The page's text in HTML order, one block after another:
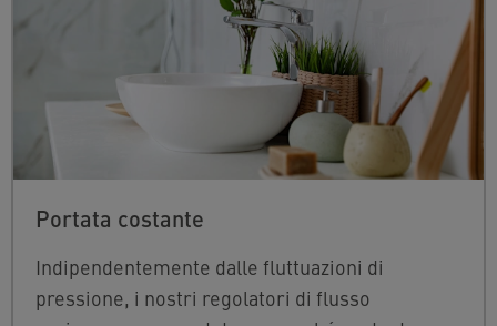
Portata costante
Indipendentemente dalle fluttuazioni di
pressione, i nostri regolatori di flusso